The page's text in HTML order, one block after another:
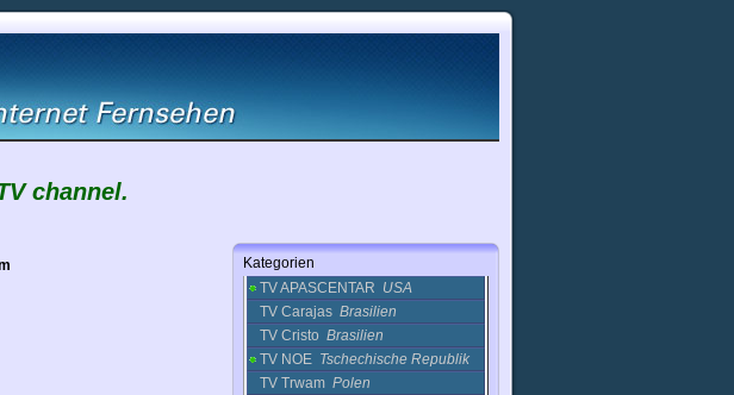
channel.
Kategorien
The Word NetworkUSA
TV AmistadSpanien
TV Aparecida
TV APASCENTAR USA
TV Carajas Brasilien
TV Cristo Brasilien
TV NOE Tschechische Republik
TV Trwam Polen